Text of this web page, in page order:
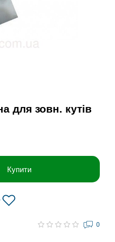
для зовн. кутів
Купити
0